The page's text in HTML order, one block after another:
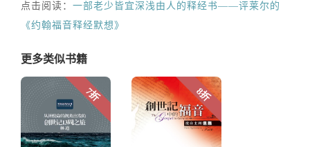
点击阅读： 一部老少皆宜深浅由人的释经书——评莱尔的
《约翰福音释经默想》
更多类似书籍